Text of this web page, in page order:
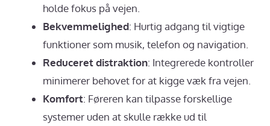
holde fokus på vejen.
Bekvemmelighed: Hurtig adgang til vigtige
funktioner som musik, telefon og navigation.
Reduceret distraktion: Integrerede kontroller
minimerer behovet for at kigge væk fra vejen.
Komfort: Føreren kan tilpasse forskellige
systemer uden at skulle række ud til